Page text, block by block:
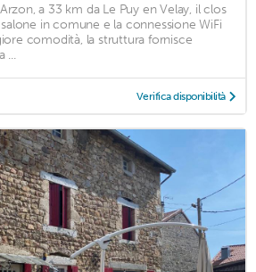
a 33 km da Le Puy en Velay, il clos
in comune e la connessione WiFi
comodità, la struttura fornisce
...
Verifica disponibilità